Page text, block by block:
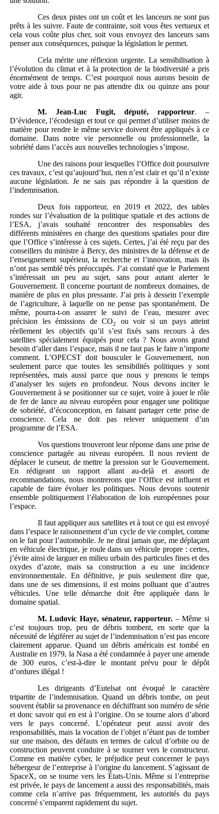
Ces deux pistes ont un coût et les lanceurs ne sont pas
prêts à les suivre. Faute de contrainte, soit vous êtes vertueux et
cela vous coûte plus cher, soit vous envoyez des lanceurs sans
penser aux conséquences, puisque la législation le permet.
Cela mérite une réflexion urgente. La sensibilisation à
l’évolution du climat et à la protection de la biodiversité a pris
énormément de temps. C’est pourquoi nous aurons besoin de
votre aide à tous pour ne pas attendre dix ou quinze ans pour
agir.
M. Jean-Luc Fugit, député, rapporteur. –
D’évidence, l’écodesign et tout ce qui permet d’utiliser moins de
matière pour rendre le même service doivent être appliqués à ce
domaine. Dans notre vie personnelle ou professionnelle, la
sobriété dans l’accès aux nouvelles technologies s’impose.
Une des raisons pour lesquelles l’Office doit poursuivre
ces travaux, c’est qu’aujourd’hui, rien n’est clair et qu’il n’existe
aucune législation. Je ne sais pas répondre à la question de
l’indemnisation.
Deux fois rapporteur, en 2019 et 2022, des tables
rondes sur l’évaluation de la politique spatiale et des actions de
l’ESA, j’avais souhaité rencontrer des responsables des
différents ministères en charge des questions spatiales pour dire
que l’Office s’intéresse à ces sujets. Certes, j’ai été reçu par des
conseillers du ministre à Bercy, des ministres de la défense et de
l’enseignement supérieur, la recherche et l’innovation, mais ils
n’ont pas semblé très préoccupés. J’ai constaté que le Parlement
s’intéressait un peu au sujet, sans pour autant alerter le
Gouvernement. Il concerne pourtant de nombreux domaines, de
manière de plus en plus pressante. J’ai pris à dessein l’exemple
de l’agriculture, à laquelle on ne pense pas spontanément. De
même, pourra-t-on assurer le suivi de l’eau, mesurer avec
précision les émissions de CO2
ou voir si un pays atteint
réellement les objectifs qu’il s’est fixés sans recours à des
satellites spécialement équipés pour cela ? Nous avons grand
besoin d’aller dans l’espace, mais il ne faut pas le faire n’importe
comment. L’OPECST doit bousculer le Gouvernement, non
seulement parce que toutes les sensibilités politiques y sont
représentées, mais aussi parce que nous y prenons le temps
d’analyser les sujets en profondeur. Nous devons inciter le
Gouvernement à se positionner sur ce sujet, voire à jouer le rôle
de fer de lance au niveau européen pour engager une politique
de sobriété, d’écoconception, en faisant partager cette prise de
conscience. Cela ne doit pas relever uniquement d’un
programme de l’ESA.
Vos questions trouveront leur réponse dans une prise de
conscience partagée au niveau européen. Il nous revient de
déplacer le curseur, de mettre la pression sur le Gouvernement.
En rédigeant un rapport allant au-delà et assorti de
recommandations, nous montrerons que l’Office est influent et
capable de faire évoluer les politiques. Nous devons soutenir
ensemble politiquement l’élaboration de lois européennes pour
l’espace.
Il faut appliquer aux satellites et à tout ce qui est envoyé
dans l’espace le raisonnement d’un cycle de vie complet, comme
on le fait pour l’automobile. Je ne dirai jamais que, me déplaçant
en véhicule électrique, je roule dans un véhicule propre : certes,
j’évite ainsi de larguer en milieu urbain des particules fines et des
oxydes d’azote, mais sa construction a eu une incidence
environnementale. En définitive, je puis seulement dire que,
dans une de ses dimensions, il est moins polluant que d’autres
véhicules. Une telle démarche doit être appliquée dans le
domaine spatial.
M. Ludovic Haye, sénateur, rapporteur. – Même si
c’est toujours trop, peu de débris tombent, en sorte que la
nécessité de légiférer au sujet de l’indemnisation n’est pas encore
clairement apparue. Quand un débris américain est tombé en
Australie en 1979, la Nasa a été condamnée à payer une amende
de 300 euros, c’est-à-dire le montant prévu pour le dépôt
d’ordures illégal !
Les dirigeants d’Eutelsat ont évoqué le caractère
tripartite de l’indemnisation. Quand un débris tombe, on peut
souvent établir sa provenance en déchiffrant son numéro de série
et donc savoir qui en est à l’origine. On se tourne alors d’abord
vers le pays concerné. L’opérateur peut aussi avoir des
responsabilités, mais la vocation de l’objet n’étant pas de tomber
sur une maison, des défauts en termes de calcul d’orbite ou de
construction peuvent conduire à se tourner vers le constructeur.
Comme en matière cyber, le préjudice peut concerner le pays
hébergeur de l’entreprise à l’origine du lancement. S’agissant de
SpaceX, on se tourne vers les États-Unis. Même si l’entreprise
est privée, le pays de lancement a aussi des responsabilités, mais
comme cela n’arrive pas fréquemment, les autorités du pays
concerné s’emparent rapidement du sujet.